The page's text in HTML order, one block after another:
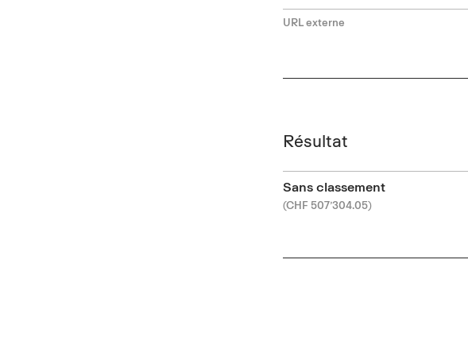
URL externe
Résultat
Sans classement
(CHF 507’304.05)